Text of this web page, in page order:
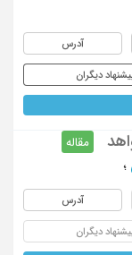
آدرس
دیگران
مقاله
؛
آدرس
دیگران